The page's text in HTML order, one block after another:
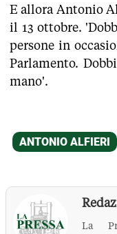
E allora Antonio
il 13 ottobre.
persone in
Parlamento.
mano'.
La